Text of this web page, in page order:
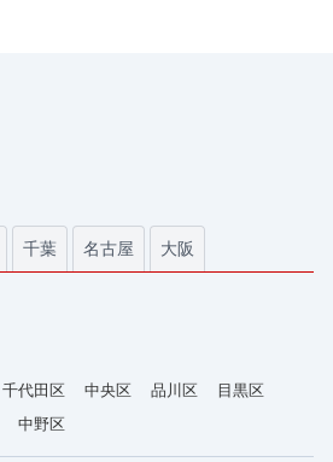
千葉 名古屋 大阪
千代田区 中央区 品川区
目黒区
中野区